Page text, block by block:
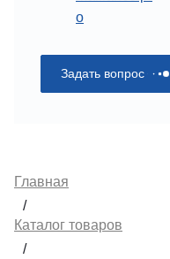
o
Задать вопрос
Главная
/
Каталог товаров
/